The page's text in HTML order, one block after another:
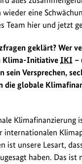
wieder eine
Team hier und jetzt
geklärt? Wer
Klima-Initiative IKI –
sein Versprechen,
die globale
Klimafinanzierung
internationalen
ist unsere Lesart,
haben. Das ist